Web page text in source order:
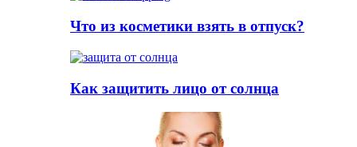
Что из косметики взять в отпуск?
Как защитить лицо от солнца